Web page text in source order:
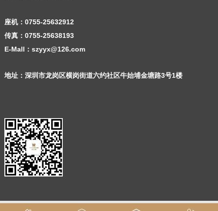
座机： 0755-25632912
传真：0755-25638193
E-Mall：szyyx@126.com
地址：深圳市龙岗区横岗街道六约社区牛始埔金塘路3号1楼